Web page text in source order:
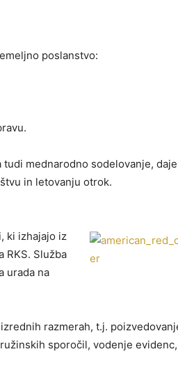
poslanstvo:
mednarodno sodelovanje,
in letovanju otrok.
ki izhajajo iz
RKS. Služba
urada na
razmerah, t.j.
sporočil, vodenje evidenc,